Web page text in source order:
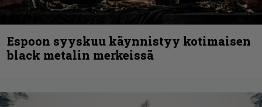
Espoon syyskuu käynnistyy kotimaisen
black metalin merkeissä